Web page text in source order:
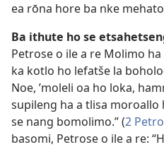
ea rōna hore ba nke
Ba ithute ho se
Petrose o ile a re Molimo
ka kotlo ho lefatše la
Noe, ’moleli oa ho loka,
supileng ha a tlisa moroallo
se nang bomolimo.” (2
basomi, Petrose o ile a re: